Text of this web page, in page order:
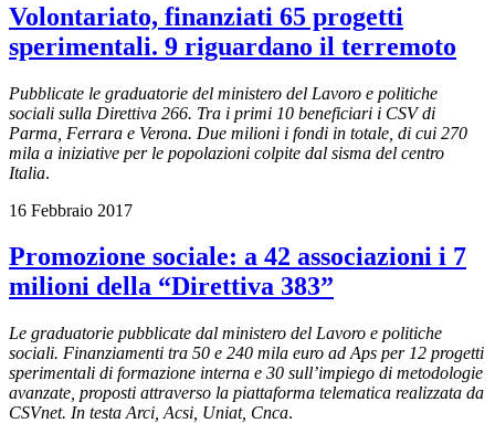
Volontariato, finanziati 65 progetti
sperimentali. 9 riguardano il terremoto
Pubblicate le graduatorie del ministero del Lavoro e politiche
sociali sulla Direttiva 266. Tra i primi 10 beneficiari i CSV di
Parma, Ferrara e Verona. Due milioni i fondi in totale, di cui 270
mila a iniziative per le popolazioni colpite dal sisma del centro
Italia.
16 Febbraio 2017
Promozione sociale: a 42 associazioni i 7
milioni della “Direttiva 383”
Le graduatorie pubblicate dal ministero del Lavoro e politiche
sociali. Finanziamenti tra 50 e 240 mila euro ad Aps per 12 progetti
sperimentali di formazione interna e 30 sull’impiego di metodologie
avanzate, proposti attraverso la piattaforma telematica realizzata da
CSVnet. In testa Arci, Acsi, Uniat, Cnca.